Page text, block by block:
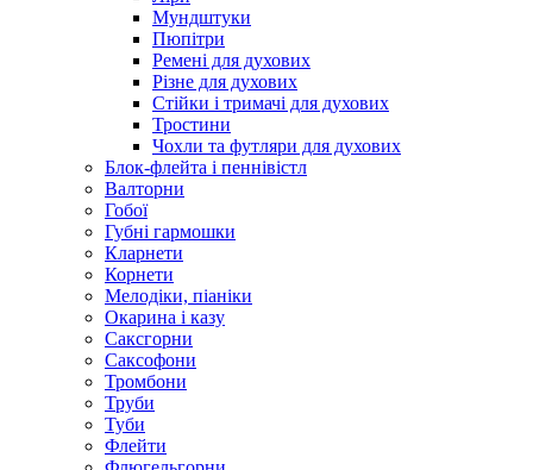
Мундштуки
Пюпітри
Ремені для духових
Різне для духових
Стійки і тримачі для духових
Тростини
Чохли та футляри для духових
Блок-флейта і пеннівістл
Валторни
Гобої
Губні гармошки
Кларнети
Корнети
Мелодіки, піаніки
Окарина і казу
Саксгорни
Саксофони
Тромбони
Труби
Туби
Флейти